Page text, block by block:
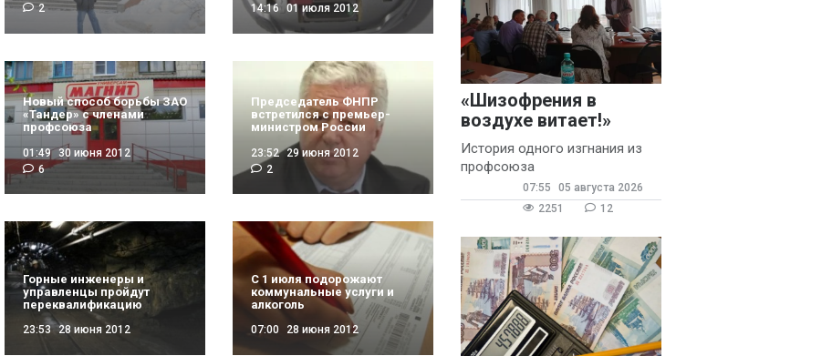
2
14:16 01 июля 2012
Новый способ борьбы ЗАО
«Тандер» с членами
профсоюза
01:49 30 июня 2012
6
Председатель ФНПР
встретился с премьер-
министром России
23:52 29 июня 2012
2
Горные инженеры и
управленцы пройдут
переквалификацию
23:53 28 июня 2012
С 1 июля подорожают
коммунальные услуги и
алкоголь
07:00 28 июня 2012
«Шизофрения в
воздухе витает!»
История одного изгнания из
профсоюза
07:55
05 августа 2026
2251
12